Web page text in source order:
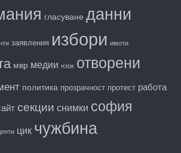
гласуване данни
заявления избори имоти
мвр медии нзок отворени
политика прозрачност протест работа
секции снимки софия
цик чужбина